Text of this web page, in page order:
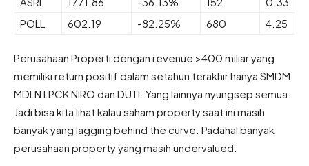
POLL
602.19 -82.25% 680 4.25
Perusahaan Properti dengan revenue >400 miliar yang
memiliki return positif dalam setahun terakhir hanya SMDM
MDLN LPCK NIRO dan DUTI. Yang lainnya nyungsep semua.
Jadi bisa kita lihat kalau saham property saat ini masih
banyak yang lagging behind the curve. Padahal banyak
perusahaan property yang masih undervalued.